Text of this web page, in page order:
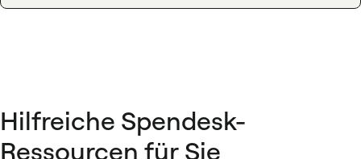
Hilfreiche Spendesk-
Ressourcen für Sie